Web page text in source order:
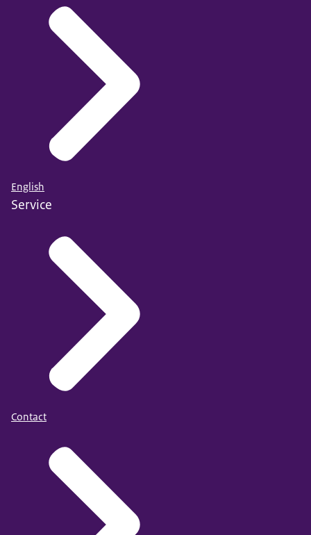
English
Service
Contact